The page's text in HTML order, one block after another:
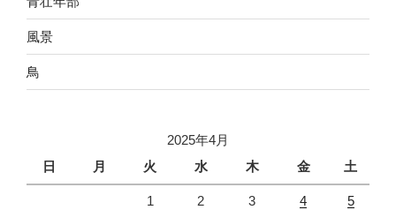
風景
鳥
2025年4月
日
月 火 水 木 金 土
1 2 3 4 5